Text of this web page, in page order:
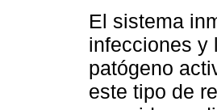
El sistema
infecciones y
patógeno
este tipo de